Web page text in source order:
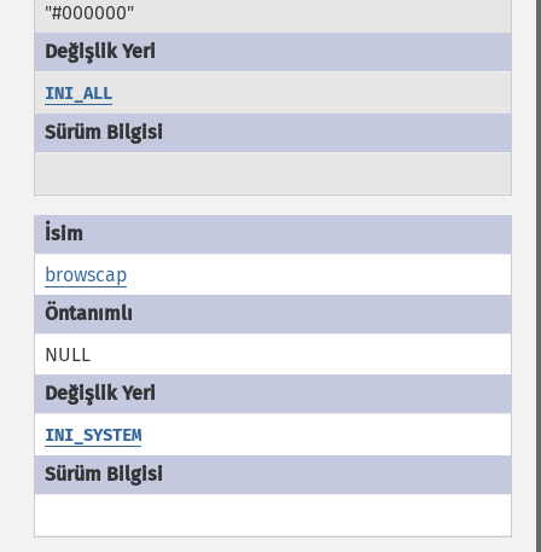
"#000000"
INI_ALL
browscap
NULL
INI_SYSTEM